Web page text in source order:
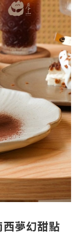
夢幻甜點